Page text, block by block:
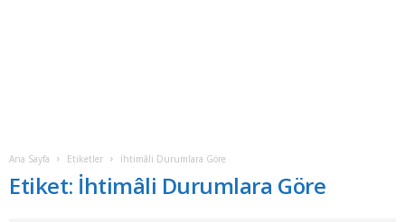
Ana Sayfa Etiketler İhtimâli Durumlara Göre
Etiket: İhtimâli Durumlara Göre